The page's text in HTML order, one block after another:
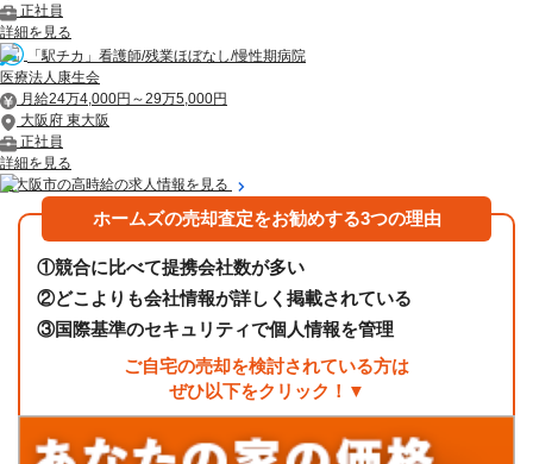
正社員
詳細を見る
「駅チカ」看護師/残業ほぼなし/慢性期病院
医療法人康生会
月給24万4,000円～29万5,000円
大阪府 東大阪
正社員
詳細を見る
東大阪市の高時給の求人情報を見る
ホームズの売却査定をお勧めする3つの理由
①競合に比べて提携会社数が多い
②どこよりも会社情報が詳しく掲載されている
③国際基準のセキュリティで個人情報を管理
ご自宅の売却を検討されている方は
ぜひ以下をクリック！▼